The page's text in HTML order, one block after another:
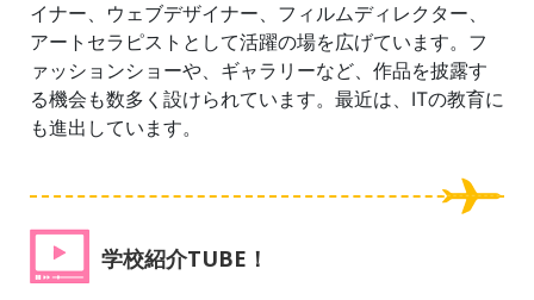
イナー、ウェブデザイナー、フィルムディレクター、
アートセラピストとして活躍の場を広げています。フ
ァッションショーや、ギャラリーなど、作品を披露す
る機会も数多く設けられています。最近は、ITの教育に
も進出しています。
学校紹介TUBE！